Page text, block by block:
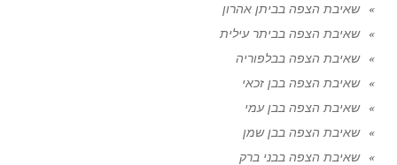
שאיבת הצפה בביתן אהרון
שאיבת הצפה בביתר עילית
שאיבת הצפה בבלפוריה
שאיבת הצפה בבן זכאי
שאיבת הצפה בבן עמי
שאיבת הצפה בבן שמן
שאיבת הצפה בבני ברק